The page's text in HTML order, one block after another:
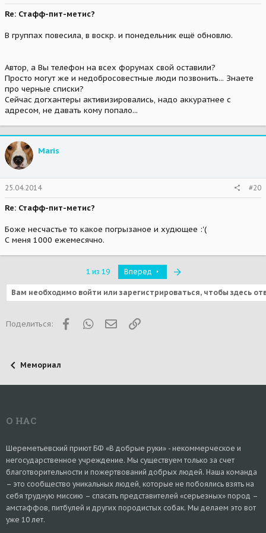
Re: Стафф-пит-метис?
В группах повесила, в воскр. и понедельник ещё обновлю.
Автор, а Вы телефон на всех форумах свой оставили?
Просто могут же и недобросовестные люди позвонить... Знаете
про черные списки?
Сейчас догхантеры активизировались, надо аккуратнее с
адресом, не давать кому попало...
Maris
25.04.2014 #20
Re: Стафф-пит-метис?
Боже несчастье то какое погрызаное и худющее :'(
С меня 1000 ежемесячно.
1 из 19 Вперед
Вам необходимо войти или зарегистрироваться, чтобы здесь
Поделиться: FacebookWhatsAppЭлектронная почта
Ссылка
Мемориал
О НАС
Шереметьевский приют БФ «В добрые руки» - некоммерческое и
негосударственное учреждение. Мы существуем только за счет
благотворительности и пожертвований добрых людей. Наша команда
– это сообщество уникальных людей, которые не побоялись взять на
себя трудную миссию – спасать представителей «серьезных» пород –
амстаффов, питбулей и других породистых собак. Мы делаем это вот
уже 10 лет.